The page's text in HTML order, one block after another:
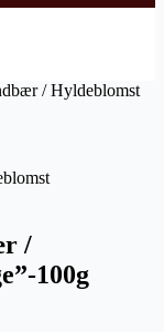
/ Hyldeblomst
/
100g